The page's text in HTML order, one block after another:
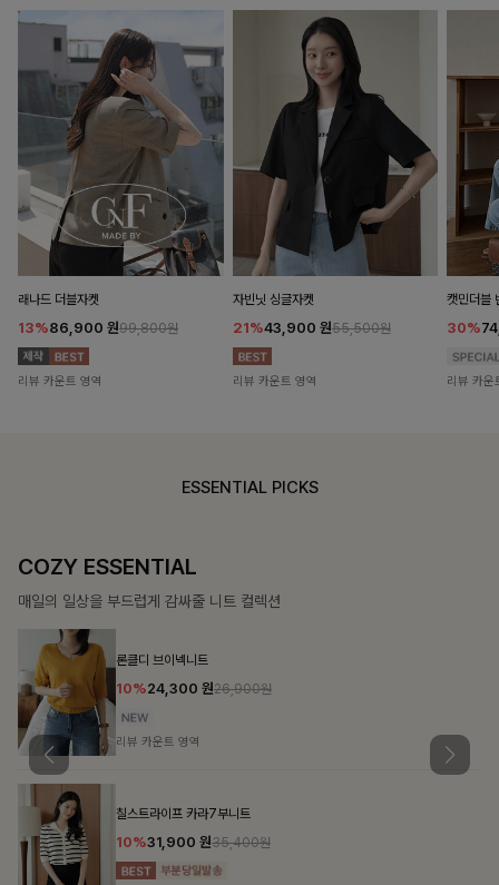
래나드 더블자켓
13%86,900 원99,800원
리뷰 카운트 영역
자빈닛 싱글자켓
21%43,900 원55,500원
리뷰 카운트 영역
캣민더블
30%
리뷰 카운
ESSENTIAL PICKS
DOUBLE THE JOY
함께할 때 더욱 완벽한, 합리적인 선택으로 채우는 즐거움
필첸체크 스트링블라우스+플레어스커트SET
14%42,900원49,800원
리뷰 카운트 영역
특스트라이프 링클원피스+스트링자켓SET
12%69,900원79,400원